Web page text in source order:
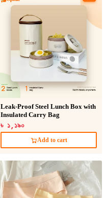
Leak-Proof Steel Lunch Box with
Insulated Carry Bag
৳ ১,১৯০
Add to cart